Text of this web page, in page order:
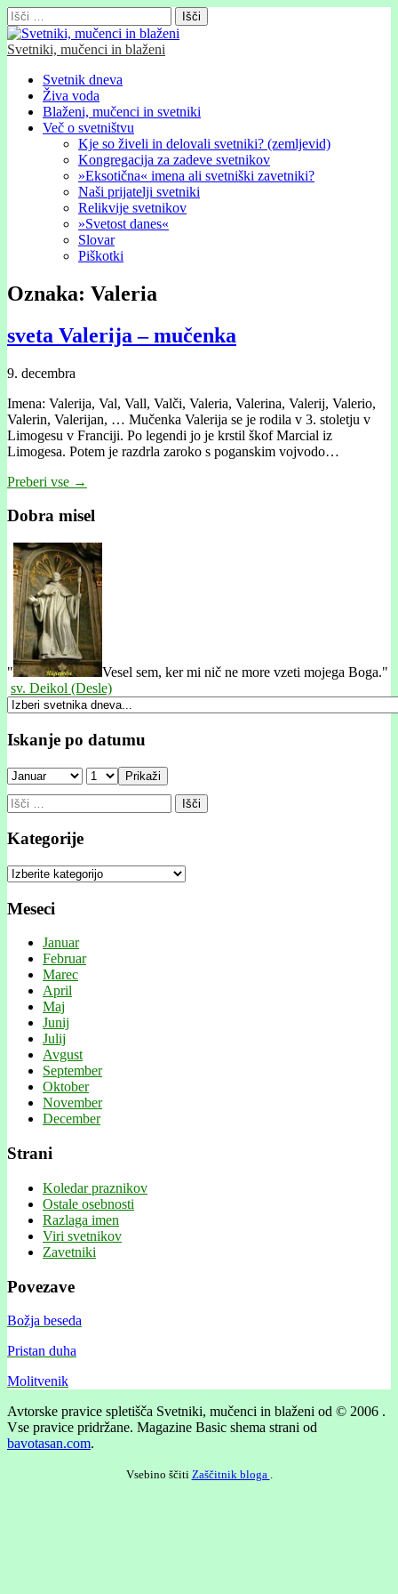
Išči:
Svetniki, mučenci in blaženi
Glavni
meni
Skip
content
Svetnik dneva
Živa voda
Blaženi, mučenci in svetniki
Več o svetništvu
Kje so živeli in delovali svetniki? (zemljevid)
Kongregacija za zadeve svetnikov
»Eksotična« imena ali svetniški zavetniki?
Naši prijatelji svetniki
Relikvije svetnikov
»Svetost danes«
Slovar
Piškotki
Oznaka: Valeria
sveta Valerija – mučenka
9. decembra
Imena: Valerija, Val, Vall, Valči, Valeria, Valerina, Valerij, Valerio,
Valerin, Valerijan, … Mučenka Valerija se je rodila v 3. stoletju v
Limogesu v Franciji. Po legendi jo je krstil škof Marcial iz
Limogesa. Potem je razdrla zaroko s poganskim vojvodo…
Preberi vse →
Dobra misel
"
Vesel sem, ker mi nič ne more vzeti mojega Boga."
sv. Deikol (Desle)
Iskanje po datumu
Prikaži
Išči:
Kategorije
Kategorije
Meseci
Januar
Februar
Marec
April
Maj
Junij
Julij
Avgust
September
Oktober
November
December
Strani
Koledar praznikov
Ostale osebnosti
Razlaga imen
Viri svetnikov
Zavetniki
Povezave
Božja beseda
Pristan duha
Molitvenik
Avtorske pravice spletišča Svetniki, mučenci in blaženi od © 2006 .
Vse pravice pridržane. Magazine Basic shema strani od
bavotasan.com.
Vsebino ščiti Zaščitnik bloga .